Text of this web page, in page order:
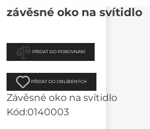
závěsné oko na svítidlo
PŘIDAT DO POROVNÁNÍ
PŘIDAT DO OBLÍBENÝCH
Závěsné oko na svítidlo
Kód:0140003